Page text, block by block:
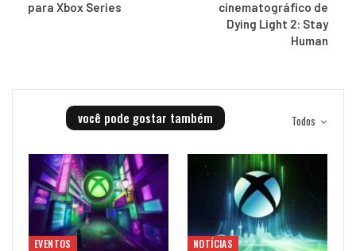
para Xbox Series
cinematográfico de
Dying Light 2: Stay
Human
Todos
você pode gostar também
EVENTOS NOTÍCIAS